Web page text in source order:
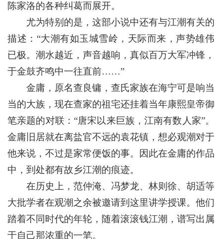
陈家洛的各种纠葛而展开。
尤为特别的是，这部小说中还有与江潮有关的
描述：“大潮有如玉城雪岭，天际而来，声势雄伟
已极。潮水越近，声音越响，真似百万大军冲锋，
于金鼓齐鸣中一往直前……”
金庸，原名查良镛，查氏家族在海宁可是响当
当的大族，现在查家的祖宅还挂着当年康熙皇帝御
笔亲题的对联：“唐宋以来巨族，江南有数人家”。
金庸旧居就在离盐官不远的袁花镇，想必观潮对于
他来说，不过是家常便饭的事。因此在金庸的作品
中，到处都有故乡江潮的痕迹。
在历史上，范仲淹、冯梦龙、林则徐、胡适等
大批学者在观潮之余被邀请到这里讲学授课。他们
踏着不同时代的年轮，随着滚滚钱江潮，谱写出属
于自己那浓重的一笔。